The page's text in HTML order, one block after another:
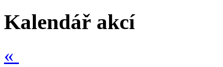
Kalendář akcí
«